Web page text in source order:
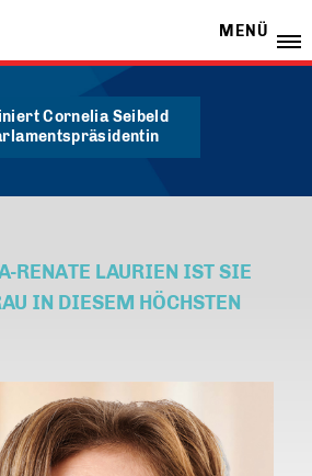
MENÜ
Cornelia Seibeld
RENATE LAURIEN IST SIE
IN DIESEM HÖCHSTEN